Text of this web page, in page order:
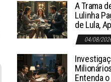
A Trama
Lulinha
de Lula,
04/08/
Entenda